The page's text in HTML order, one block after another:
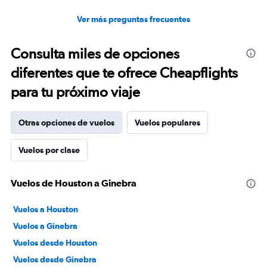
Ver más preguntas frecuentes
Consulta miles de opciones
diferentes que te ofrece Cheapflights
para tu próximo viaje
Otras opciones de vuelos Vuelos populares
Vuelos por clase
Vuelos de Houston a Ginebra
Vuelos a Houston
Vuelos a Ginebra
Vuelos desde Houston
Vuelos desde Ginebra